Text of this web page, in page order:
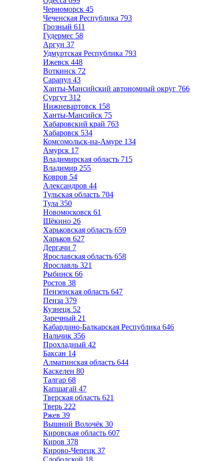
Черноморск 45
Чеченская Республика 793
Грозный 611
Гудермес 58
Аргун 37
Удмуртская Республика 793
Ижевск 448
Воткинск 72
Сарапул 43
Ханты-Мансийский автономный округ 766
Сургут 312
Нижневартовск 158
Ханты-Мансийск 75
Хабаровский край 763
Хабаровск 534
Комсомольск-на-Амуре 134
Амурск 17
Владимирская область 715
Владимир 255
Ковров 54
Александров 44
Тульская область 704
Тула 350
Новомосковск 61
Щёкино 26
Харьковская область 659
Харьков 627
Дергачи 7
Ярославская область 658
Ярославль 321
Рыбинск 66
Ростов 38
Пензенская область 647
Пенза 379
Кузнецк 52
Заречный 21
Кабардино-Балкарская Республика 646
Нальчик 356
Прохладный 42
Баксан 14
Алматинская область 644
Каскелен 80
Талгар 68
Капшагай 47
Тверская область 621
Тверь 222
Ржев 39
Вышний Волочёк 30
Кировская область 607
Киров 378
Кирово-Чепецк 37
Слободской 18